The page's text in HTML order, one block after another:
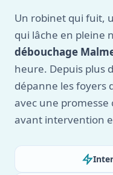
Un robinet qui fuit,
qui lâche en pleine
débouchage
heure. Depuis plus
dépanne les foyers
avec une
avant intervention